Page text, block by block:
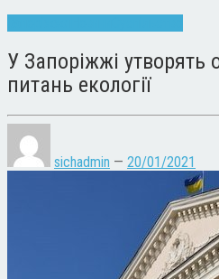
У Запоріжжі утворять
питань екології
sichadmin — 20/01/2021